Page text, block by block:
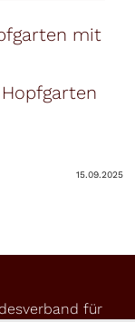
mit
15.09.2025
für